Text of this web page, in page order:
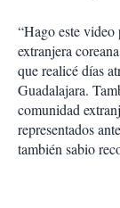
“Hago este
extranjera
que realicé días
Guadalajara.
comunidad
representados
también sabio